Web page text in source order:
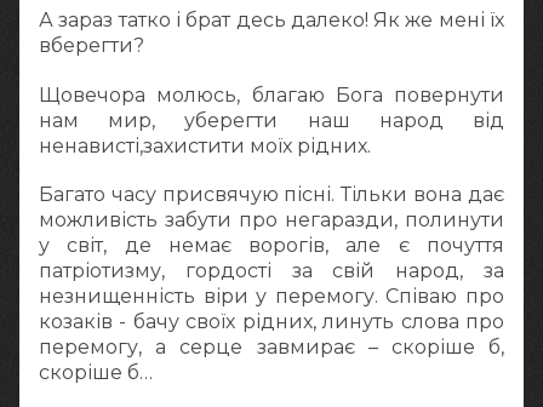
А зараз татко і брат десь далеко! Як же мені їх
вберегти?
Щовечора молюсь, благаю Бога повернути
нам мир, уберегти наш народ від
ненависті,захистити моїх рідних.
Багато часу присвячую пісні. Тільки вона дає
можливість забути про негаразди, полинути
у світ, де немає ворогів, але є почуття
патріотизму, гордості за свій народ, за
незнищенність віри у перемогу. Співаю про
козаків - бачу своїх рідних, линуть слова про
перемогу, а серце завмирає – скоріше б,
скоріше б…